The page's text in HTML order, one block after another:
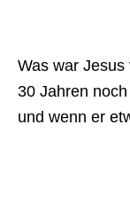
Was war
30 Jahren
und wenn er